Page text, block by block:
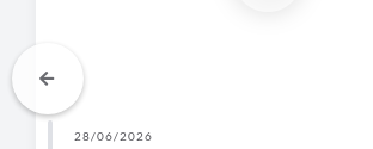
28/06/2026